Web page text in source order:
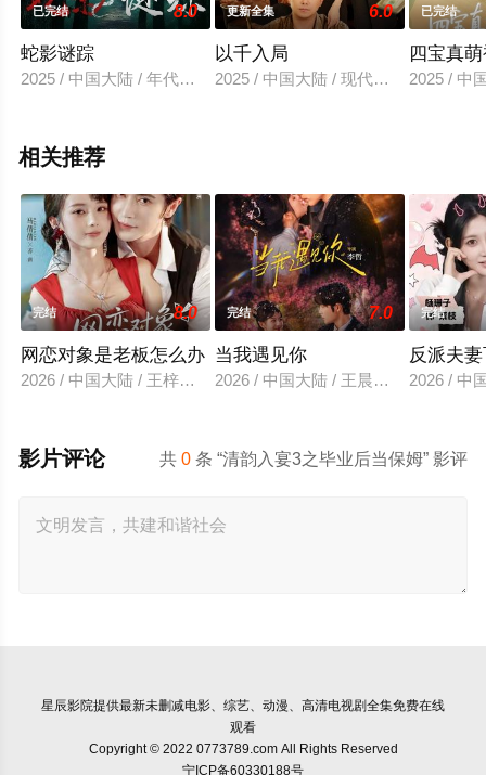
已完结 8.0
蛇影谜踪
2025 / 中国大陆 / 年代穿越
更新全集 6.0
以千入局
2025 / 中国大陆 / 现代都市
已完结
四宝真
2025 / 中
相关推荐
完结 8.0
网恋对象是老板怎么办
2026 / 中国大陆 / 王梓亦＆马倩倩
完结 7.0
当我遇见你
2026 / 中国大陆 / 王晨鹏&田甜一
完结
反派夫
2026 / 中
共0 条 “清韵入宴3之毕业后当保姆” 影评
影片评论
星辰影院提供最新未删减电影、综艺、动漫、高清电视剧全集免费在线
观看
Copyright © 2022 0773789.com All Rights Reserved
宁ICP备60330188号